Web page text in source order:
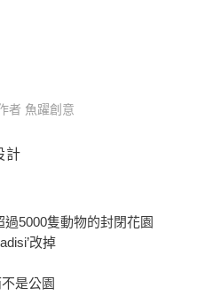
者 魚躍創意
計
5000隻動物的封閉花園
改掉
是公園